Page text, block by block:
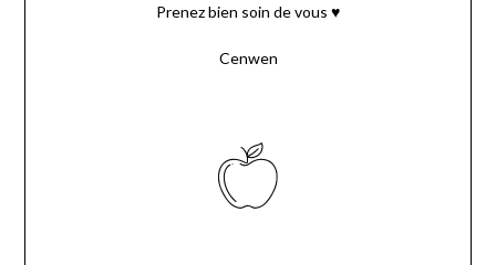
Prenez bien soin de vous ♥
Cenwen